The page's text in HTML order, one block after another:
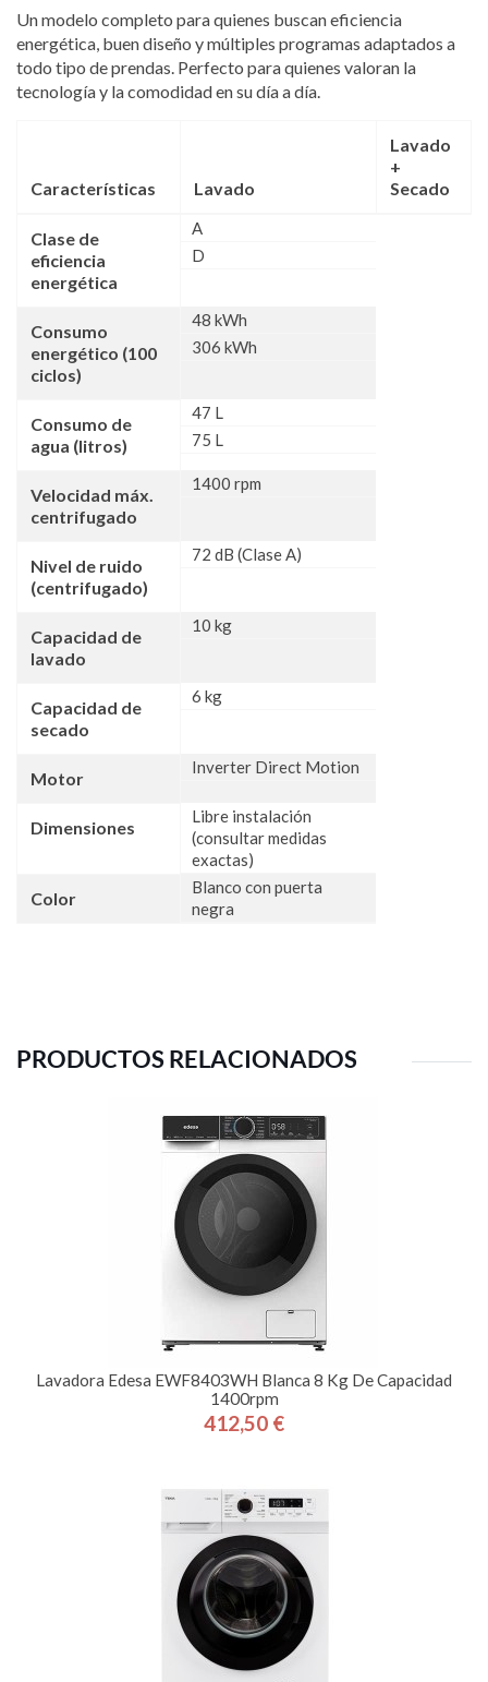
Un modelo completo para quienes buscan eficiencia
energética, buen diseño y múltiples programas adaptados a
todo tipo de prendas. Perfecto para quienes valoran la
tecnología y la comodidad en su día a día.
Características Lavado
Lavado
+
Secado
Clase de
eficiencia
energética
A
D
Consumo
energético (100
ciclos)
48 kWh
306 kWh
Consumo de
agua (litros)
47 L
75 L
Velocidad máx.
centrifugado
1400 rpm
Nivel de ruido
(centrifugado)
72 dB (Clase A)
Capacidad de
lavado
10 kg
Capacidad de
secado
6 kg
Motor
Inverter Direct Motion
Dimensiones
Libre instalación
(consultar medidas
exactas)
Color
Blanco con puerta
negra
PRODUCTOS RELACIONADOS
Lavadora Edesa EWF8403WH Blanca 8 Kg De Capacidad
1400rpm
Precio
412,50 €